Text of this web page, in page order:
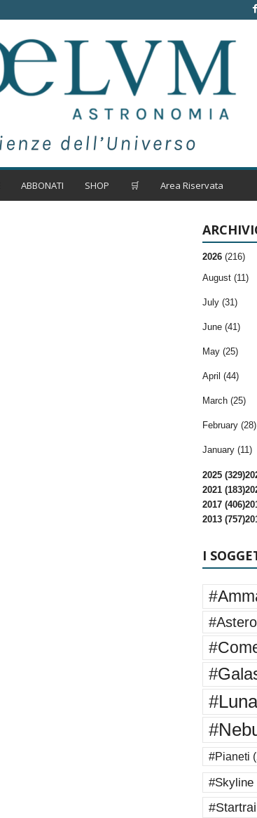
ABBONATI SHOP 🛒 Area Riservata
2026 (216)
August (11)
July (31)
June (41)
May (25)
April (44)
March (25)
February (28)
January (11)
2025 (329)
2021 (183)
2017 (406)
2013 (757)
I
#Luna
#Pianeti
#Skyline
#Startrail